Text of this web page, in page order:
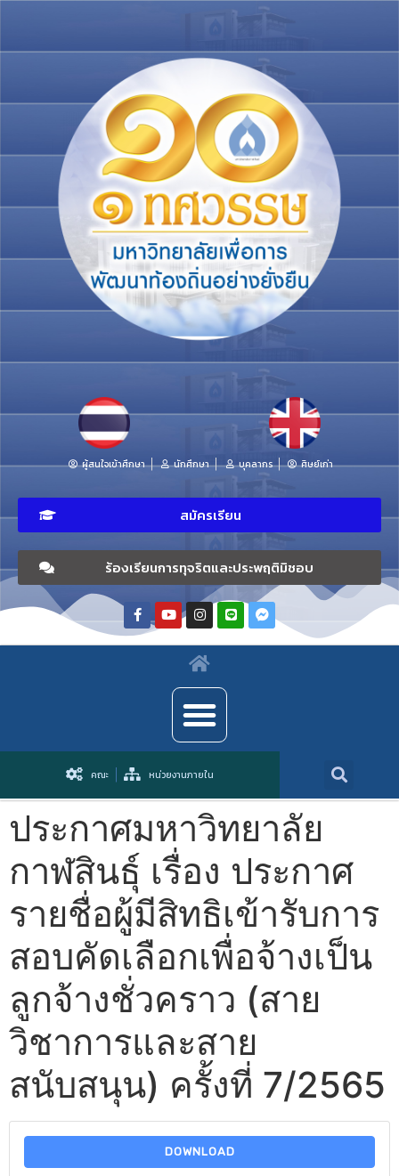
ผู้สนใจเข้าศึกษา นักศึกษา บุคลากร ศิษย์เก่า
สมัครเรียน
ร้องเรียนการทุจริตและประพฤติมิชอบ
คณะ หน่วยงานภายใน
ประกาศมหาวิทยาลัย
กาฬสินธุ์ เรื่อง ประกาศ
รายชื่อผู้มีสิทธิเข้ารับการ
สอบคัดเลือกเพื่อจ้างเป็น
ลูกจ้างชั่วคราว (สาย
วิชาการและสาย
สนับสนุน) ครั้งที่ 7/2565
DOWNLOAD